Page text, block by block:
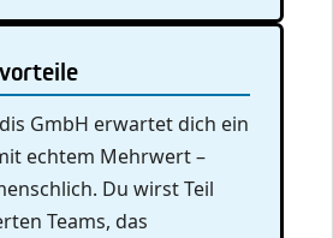
GmbH erwartet dich ein
echtem Mehrwert –
Du wirst Teil
Teams, das